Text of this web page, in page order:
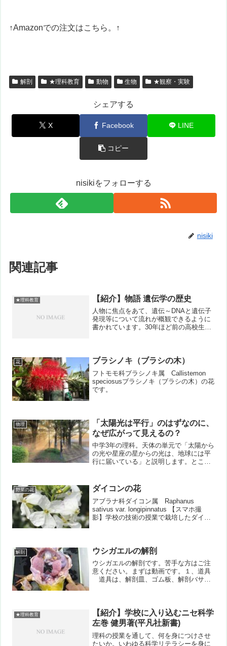
↑Amazonでの注文はこちら。↑
解剖 ★理科教育 動物 生物 ★観察・実験
シェアする
X Facebook LINE
コピー
nisikiをフォローする
nisiki
関連記事
★理科教育 【紹介】物語 遺伝学の歴史
人物に焦点をあて、遺伝～DNAと遺伝子
発現等について流れが概観できるように
書かれています。30年ほど前の高校生物
編集まで (中...
花 ブラシノキ（ブラシの木）
フトモモ科ブラシノキ属 Callistemon
speciosusブラシノキ（ブラシの木）の花
です。
物理
「太陽光は平行」のはずなのに、
なぜ広がって見えるの？
中学3年の理科。天体の単元で「太陽から
の光や星座の星からの光は、地球には平
行に届いている」と説明します。ところ
る時があります。「天使の階段」などと
も呼ばれ、用語としては...
野菜の花 ダイコンの花
アブラナ科ダイコン属 Raphanus
sativus var. longipinnatus 【スマホ撮
影】学校の技術の授業で栽培したダイコ
解剖 ウシガエルの解剖
ウシガエルの解剖です。苦手な方はご注
意ください。まずは動画です。１、道具
道具は、解剖皿、ゴム板、解剖バサ
が、「さぐり棒」として医療...
★理科教育
【紹介】学校に入り込むニセ科学
左巻 健男著(平凡社新書)
理科の授業を通して、何を身につけさせ
たいか。いわゆる科学リテラシーを身に